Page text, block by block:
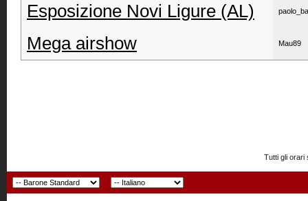
Esposizione Novi Ligure (AL)
Mega airshow Mau89
Tutti gli orari